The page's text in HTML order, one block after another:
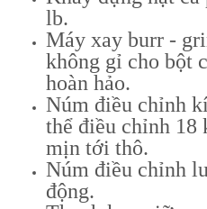
lb.
Máy xay burr -
không gỉ cho bột
hoàn hảo.
Núm điều chỉnh
thể điều chỉnh 18
mịn tới thô.
Núm điều chỉnh
động.